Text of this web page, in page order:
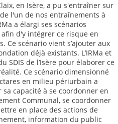
en Isère, a pu s'entraîner sur
l'un de nos entraînements à
a élargi ses scénarios
afin d'y intégrer ce risque en
Ce scénario vient s’ajouter aux
déjà existants. L’IRMa et
SDIS de l’Isère pour élaborer ce
Ce scénario dimensionné
en milieu périurbain a
capacité à se coordonner en
Communal, se coordonner
en place des actions de
information du public